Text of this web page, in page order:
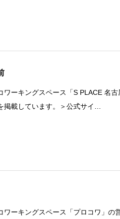
ワーキングスペース「S PLACE 名
掲載しています。＞公式サイ…
ワーキングスペース「プロコワ」の